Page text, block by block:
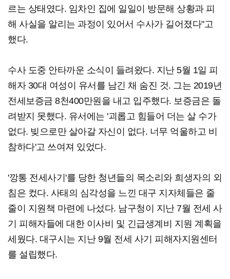
르는 상태였다. 임차인 집에 일일이 방문해 상황과 피
해 사실을 알리는 과정이 있어서 수사가 길어졌다"고
했다.
수사 도중 안타까운 소식이 들려왔다. 지난 5월 1일 피
해자 30대 여성이 유서를 남긴 채 숨진 것. 그는 2019년
전세보증금 8천400만원을 내고 입주했다. 보증금은 돌
려받지 못했다. 유서에는 '괴롭고 힘들어 더는 살 수가
없다. 빚으로만 살아갈 자신이 없다. 너무 억울하고 비
참하다'고 쓰여져 있었다.
'깡통 전세사기'를 당한 청년들의 목소리와 희생자의 외
침은 컸다. 사태의 심각성을 느낀 대구 지자체들은 줄
줄이 지원책 마련에 나섰다. 남구청이 지난 7월 전세 사
기 피해자들에 대한 이사비 및 긴급생계비 지원 계획을
세웠다. 대구시는 지난 9월 전세 사기 피해자지원센터
를 설립했다.